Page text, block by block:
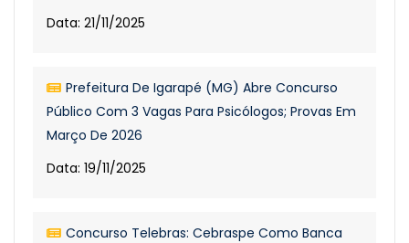
Data: 21/11/2025
Prefeitura De Igarapé (MG) Abre Concurso
Público Com 3 Vagas Para Psicólogos; Provas Em
Março De 2026
Data: 19/11/2025
Concurso Telebras: Cebraspe Como Banca